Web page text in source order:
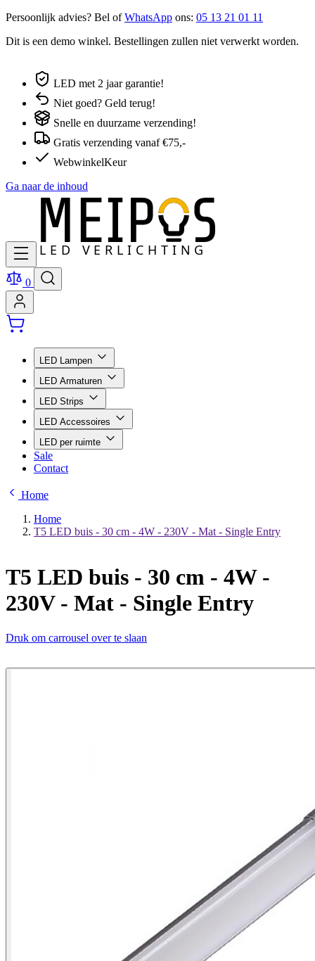
Persoonlijk advies? Bel ofWhatsApp ons: 05 13 21 01 11
Dit is een demo winkel. Bestellingen zullen niet verwerkt worden.
LED met 2 jaar garantie!
Niet goed? Geld terug!
Snelle en duurzame verzending!
Gratis verzending vanaf €75,-
WebwinkelKeur
Ga naar de inhoud
0
LED Lampen
LED Armaturen
LED Strips
LED Accessoires
LED per ruimte
Sale
Contact
Home
Home
T5 LED buis - 30 cm - 4W - 230V - Mat - Single Entry
T5 LED buis - 30 cm - 4W -
230V - Mat - Single Entry
Druk om carrousel over te slaan